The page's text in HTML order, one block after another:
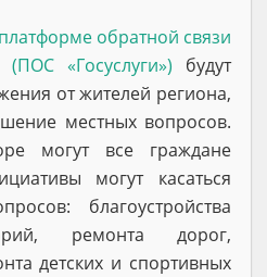
платформе обратной связи
(ПОС «Госуслуги») будут
от жителей региона,
местных вопросов.
могут все граждане
могут касаться
благоустройства
ремонта дорог,
детских и спортивных